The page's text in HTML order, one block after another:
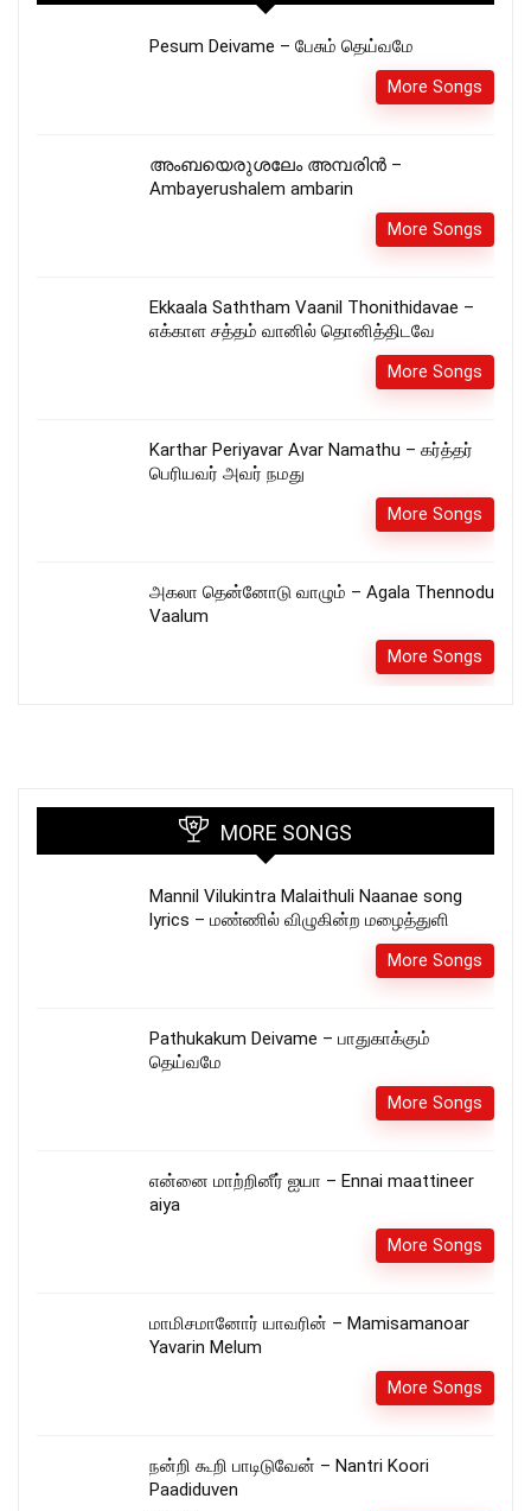
Pesum Deivame – பேசும் தெய்வமே
More Songs
അംബയെരുശലേം അമ്പരിൻ –
Ambayerushalem ambarin
More Songs
Ekkaala Saththam Vaanil Thonithidavae –
எக்காள சத்தம் வானில் தொனித்திடவே
More Songs
Karthar Periyavar Avar Namathu – கர்த்தர்
பெரியவர் அவர் நமது
More Songs
அகலா தென்னோடு வாழும் – Agala Thennodu
Vaalum
More Songs
MORE SONGS
Mannil Vilukintra Malaithuli Naanae song
lyrics – மண்ணில் விழுகின்ற மழைத்துளி
More Songs
Pathukakum Deivame – பாதுகாக்கும்
தெய்வமே
More Songs
என்னை மாற்றினீர் ஐயா – Ennai maattineer
aiya
More Songs
மாமிசமானோர் யாவரின் – Mamisamanoar
Yavarin Melum
More Songs
நன்றி கூறி பாடிடுவேன் – Nantri Koori
Paadiduven